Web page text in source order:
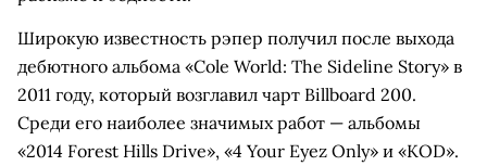
Широкую известность рэпер получил после выхода
дебютного альбома «Cole World: The Sideline Story» в
2011 году, который возглавил чарт Billboard 200.
Среди его наиболее значимых работ — альбомы
«2014 Forest Hills Drive», «4 Your Eyez Only» и «KOD».